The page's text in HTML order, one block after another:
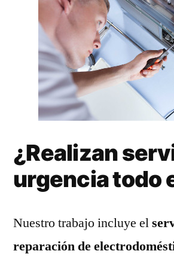
¿Realizan
urgencia todo
Nuestro trabajo incluye el
reparación de